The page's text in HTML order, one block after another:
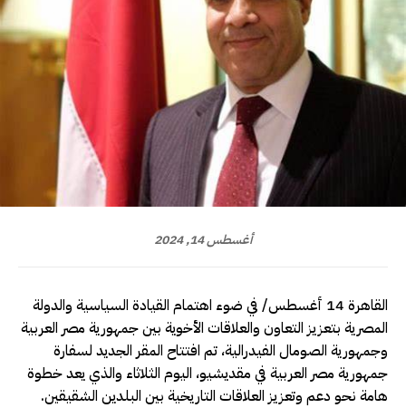
أغسطس 14, 2024
القاهرة 14 أغسطس/ في ضوء اهتمام القيادة السياسية والدولة
المصرية بتعزيز التعاون والعلاقات الأخوية بين جمهورية مصر العربية
وجمهورية الصومال الفيدرالية، تم افتتاح المقر الجديد لسفارة
جمهورية مصر العربية في مقديشيو، اليوم الثلاثاء والذي يعد خطوة
هامة نحو دعم وتعزيز العلاقات التاريخية بين البلدين الشقيقين.